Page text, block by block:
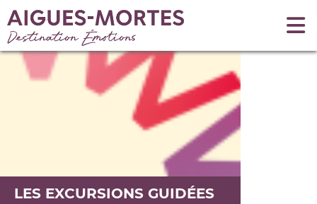
LES EXCURSIONS GUIDÉES